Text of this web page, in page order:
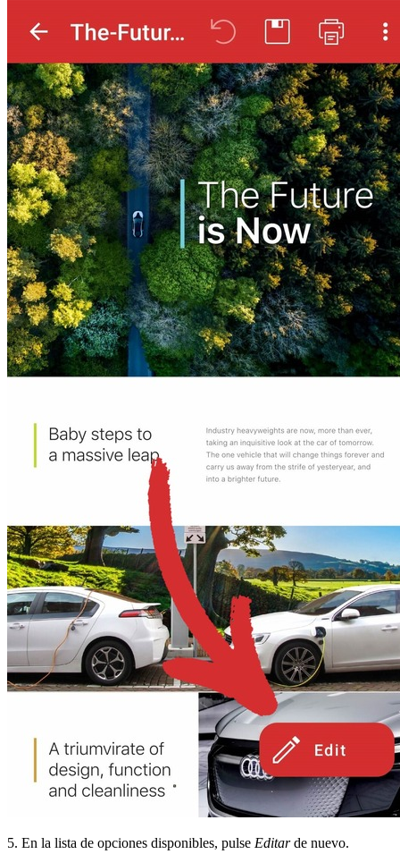
5. En la lista de opciones disponibles, pulse Editarde nuevo.